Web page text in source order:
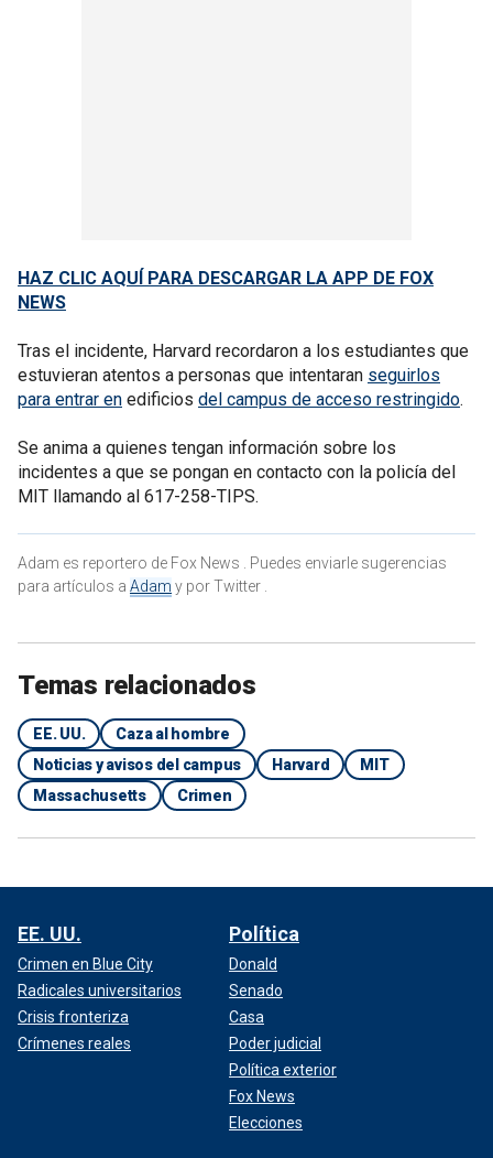
HAZ CLIC AQUÍ PARA DESCARGAR LA APP DE FOX
NEWS
Tras el incidente, Harvard recordaron a los estudiantes que
estuvieran atentos a personas que intentaran seguirlos
para entrar en edificios del campus de acceso restringido.
Se anima a quienes tengan información sobre los
incidentes a que se pongan en contacto con la policía del
MIT llamando al 617-258-TIPS.
Adam es reportero de Fox News . Puedes enviarle sugerencias
para artículos a Adam y por Twitter .
Temas relacionados
EE. UU.
Caza al hombre
Noticias y avisos del campus
Harvard
MIT
Massachusetts
Crimen
EE. UU.
Crimen en Blue City
Radicales universitarios
Crisis fronteriza
Crímenes reales
Política
Donald
Senado
Casa
Poder judicial
Política exterior
Fox News
Elecciones